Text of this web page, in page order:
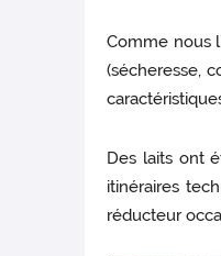
Comme nous
(sécheresse,
Des laits ont
itinéraires
réducteur